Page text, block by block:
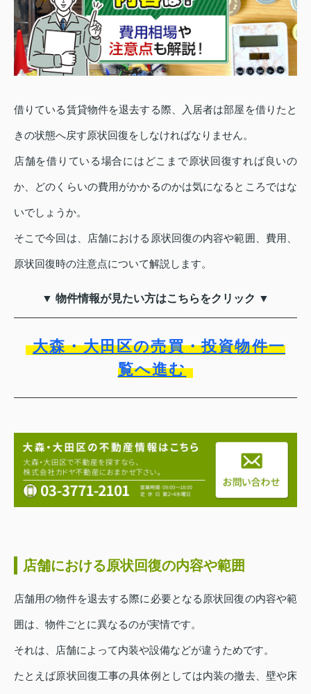
借りている賃貸物件を退去する際、入居者は部屋を借りたと
きの状態へ戻す原状回復をしなければなりません。
店舗を借りている場合にはどこまで原状回復すれば良いの
か、どのくらいの費用がかかるのかは気になるところではな
いでしょうか。
そこで今回は、店舗における原状回復の内容や範囲、費用、
原状回復時の注意点について解説します。
▼ 物件情報が見たい方はこちらをクリック ▼
大森・大田区の売買・投資物件一
覧へ進む
店舗における原状回復の内容や範囲
店舗用の物件を退去する際に必要となる原状回復の内容や範
囲は、物件ごとに異なるのが実情です。
それは、店舗によって内装や設備などが違うためです。
たとえば原状回復工事の具体例としては内装の撤去、壁や床